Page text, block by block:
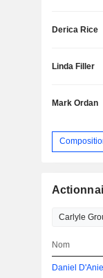
Derica Rice
Linda Filler
Mark Ordan
Nom
Daniel